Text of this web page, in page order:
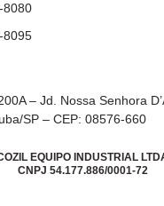
8080
8095
– Jd. Nossa Senhora
SP – CEP: 08576-660
EQUIPO INDUSTRIAL
CNPJ 54.177.886/0001-72